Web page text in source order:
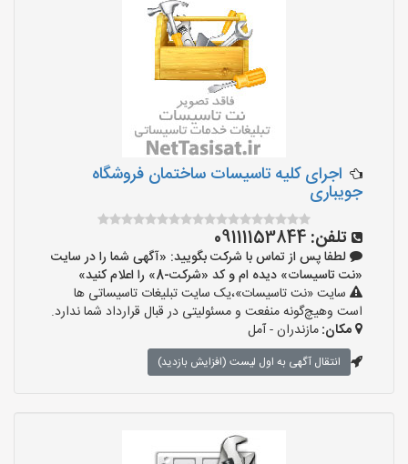
اجرای کلیه تاسیسات ساختمان فروشگاه
جویباری
تلفن: 09111153844
لطفا پس از تماس با شرکت بگویید: «آگهی شما را در سایت
«نت تاسیسات» دیده ام و کد «شرکت-8» را اعلام کنید»
سایت «نت تاسیسات»،یک سایت تبلیغات تاسیساتی ها
است وهیچ‌گونه منفعت و مسئولیتی در قبال قرارداد شما ندارد.
مکان:مازندران - آمل
انتقال آگهی به اول لیست (افزایش بازدید)